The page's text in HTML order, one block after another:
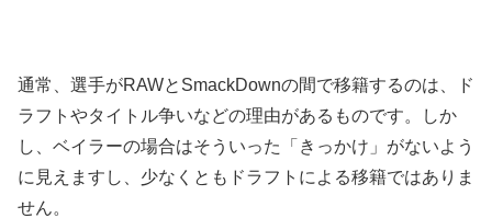
通常、選手がRAWとSmackDownの間で移籍するのは、ド
ラフトやタイトル争いなどの理由があるものです。しか
し、ベイラーの場合はそういった「きっかけ」がないよう
に見えますし、少なくともドラフトによる移籍ではありま
せん。